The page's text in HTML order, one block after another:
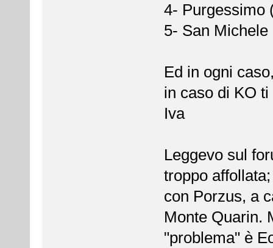
4- Purgessimo
5- San
Ed in ogni
in caso di KO
Iva
Leggevo sul
troppo
con Porzus, a
Monte Quarin.
"problema" è